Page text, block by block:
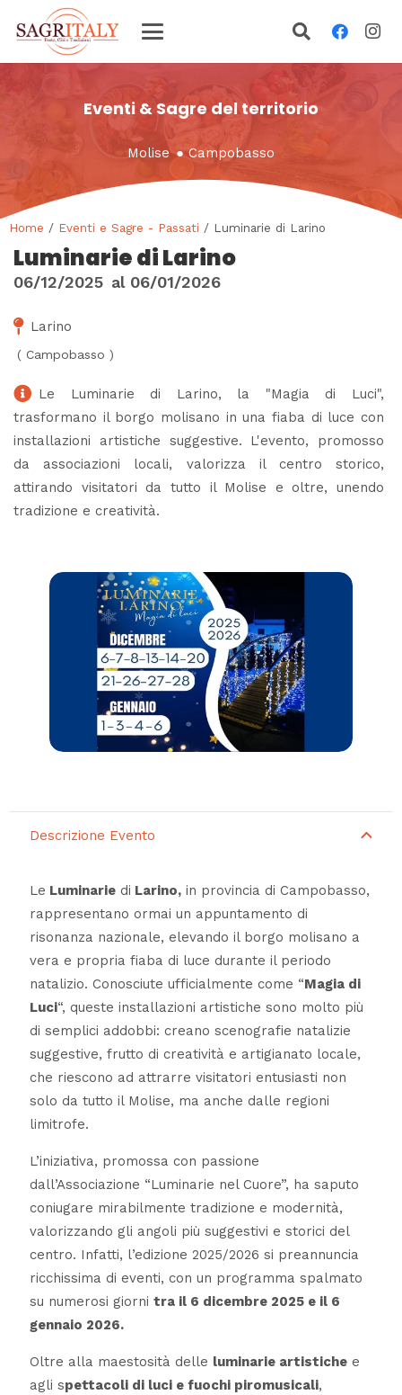
Eventi & Sagre del territorio
Molise ●Campobasso
Home / Eventi e Sagre - Passati / Luminarie di Larino
Luminarie di Larino
06/12/2025 al 06/01/2026
Larino
( Campobasso )
Le Luminarie di Larino, la "Magia di Luci",
trasformano il borgo molisano in una fiaba di luce con
installazioni artistiche suggestive. L'evento, promosso
da associazioni locali, valorizza il centro storico,
attirando visitatori da tutto il Molise e oltre, unendo
tradizione e creatività.
Descrizione Evento
Le Luminariedi Larino,in provincia di Campobasso,
rappresentano ormai un appuntamento di
risonanza nazionale, elevando il borgo molisano a
vera e propria fiaba di luce durante il periodo
natalizio. Conosciute ufficialmente come “Magia di
Luci“, queste installazioni artistiche sono molto più
di semplici addobbi: creano scenografie natalizie
suggestive, frutto di creatività e artigianato locale,
che riescono ad attrarre visitatori entusiasti non
solo da tutto il Molise, ma anche dalle regioni
limitrofe.
L’iniziativa, promossa con passione
dall’Associazione “Luminarie nel Cuore”, ha saputo
coniugare mirabilmente tradizione e modernità,
valorizzando gli angoli più suggestivi e storici del
centro. Infatti, l’edizione 2025/2026 si preannuncia
ricchissima di eventi, con un programma spalmato
su numerosi giorni tra il 6 dicembre 2025 e il 6
gennaio 2026.
Oltre alla maestosità delle luminarie artistichee
agli spettacoli di luci e fuochi piromusicali,